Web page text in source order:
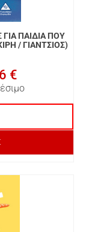
ΠΑΙΔΙΑ ΠΟΥ
/ ΓΙΑΝΤΣΙΟΣ)
€